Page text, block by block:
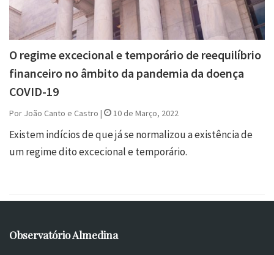
O regime excecional e temporário de reequilíbrio
financeiro no âmbito da pandemia da doença
COVID-19
Por João Canto e Castro | 10 de Março, 2022
Existem indícios de que já se normalizou a existência de
um regime dito excecional e temporário.
Observatório Almedina